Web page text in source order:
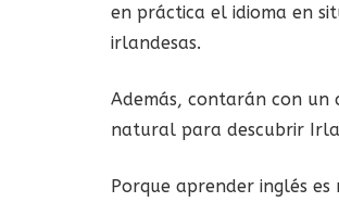
en práctica el idioma en
irlandesas.
Además, contarán con un
natural para descubrir
Porque aprender inglés es